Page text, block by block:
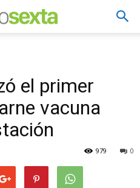
el primer
vacuna
0
979